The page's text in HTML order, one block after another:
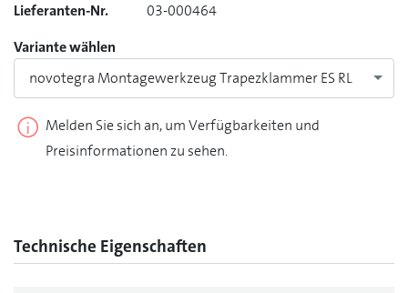
Lieferanten-Nr.
03-000464
Variante wählen
novotegra Montagewerkzeug Trapezklammer ES RL
Melden Sie sich an, um Verfügbarkeiten und
Preisinformationen zu sehen.
Technische Eigenschaften